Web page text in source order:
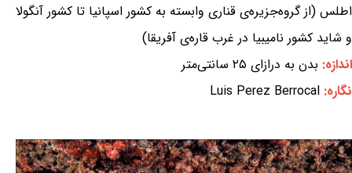
اطلس (از گروه‌جزیره‌ی قناری وابسته به کشور اسپانیا تا کشور آنگولا
و شاید کشور نامیبیا در غرب قاره‌ی آفریقا)
اندازه: بدن به درازای ۲۵ سانتی‌متر
نگاره: Luis Perez Berrocal